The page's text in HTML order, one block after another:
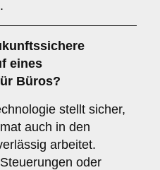
eines
Büros?
stellt sicher,
auch in den
arbeitet.
oder